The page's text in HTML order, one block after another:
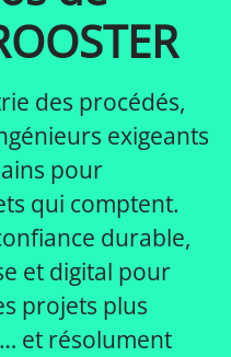
des procédés,
exigeants
pour
qui comptent.
durable,
et digital pour
projets plus
et résolument